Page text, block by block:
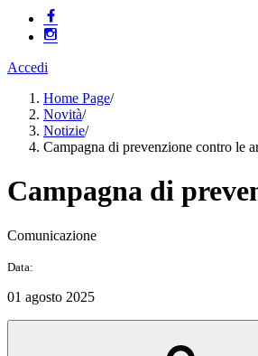
Accedi
Home Page/
Novità/
Notizie/
Campagna di prevenzione contro le
Campagna di
Comunicazione
Data:
01 agosto 2025